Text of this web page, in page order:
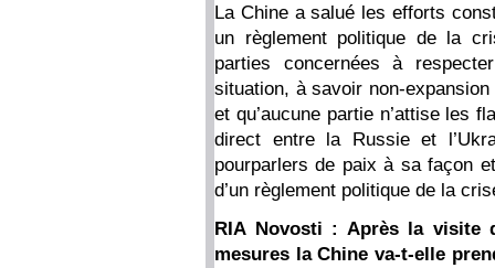
La Chine a salué les efforts
un règlement politique de la
parties concernées à
situation, à savoir non-
et qu’aucune partie n’attise les
direct entre la Russie et
pourparlers de paix à sa façon
d’un règlement politique de la
RIA Novosti : Après la visite
mesures la Chine va-t-elle